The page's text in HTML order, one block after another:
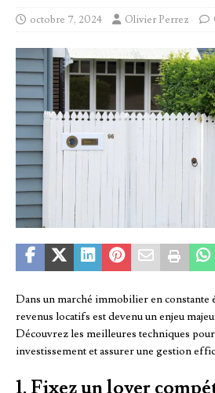
octobre 7, 2024 Olivier Perrez
Dans un marché immobilier en constante
revenus locatifs est devenu un enjeu
Découvrez les meilleures techniques
investissement et assurer une gestion
1. Fixez un loyer